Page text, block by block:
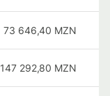
73 646,40 MZN
147 292,80 MZN